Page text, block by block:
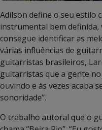
Adilson define o seu estilo
instrumental bem definida,
consegue identificar as
várias influências de
guitarristas brasileiros,
guitarristas que a gente
ouvindo e às vezes acaba
sonoridade”.
O trabalho autoral que o